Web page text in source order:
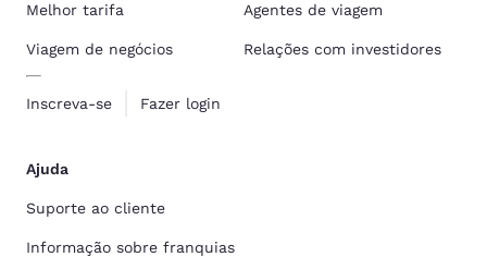
Melhor tarifa
Viagem de negócios
Inscreva-se Fazer login
Agentes de viagem
Relações com investidores
Ajuda
Suporte ao cliente
Informação sobre franquias